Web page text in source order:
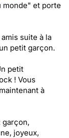
monde" et porte
suite à la
petit garçon.
petit
! Vous
à
garçon,
joyeux,